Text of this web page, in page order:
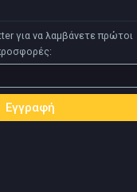
για να λαμβάνετε πρώτοι